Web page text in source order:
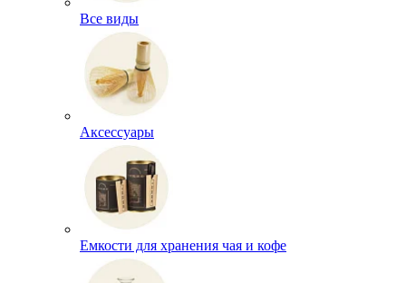
Все виды
Аксессуары
Емкости для хранения чая и кофе